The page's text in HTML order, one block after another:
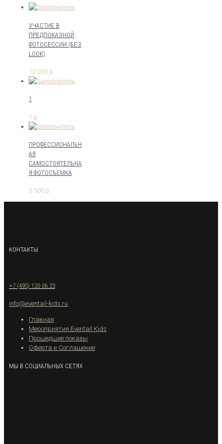
УЧАСТИЕ В
ПРЕДПОКАЗНОЙ
ФОТОСЕССИИ (БЕЗ
LOOK)
12 000 р.
1
1 р.
ПРОФЕССИОНАЛЬН
АЯ
САМОСТОЯТЕЛЬНА
Я ФОТОСЪЕМКА
5 500 р.
КОНТАКТЫ
+7 (495) 120 06 23
info@eventail-kids.ru
Главная
Мероприятия Eventail Kids
Прошедшие показы
Оферта и Соглашение
МЫ В СОЦИАЛЬНЫХ СЕТЯХ